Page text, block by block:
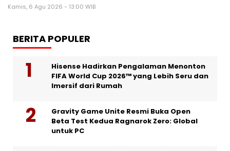
Kamis, 6 Agu 2026 - 13:00 WIB
BERITA POPULER
Hisense Hadirkan Pengalaman Menonton
FIFA World Cup 2026™ yang Lebih Seru dan
Imersif dari Rumah
Gravity Game Unite Resmi Buka Open
Beta Test Kedua Ragnarok Zero: Global
untuk PC